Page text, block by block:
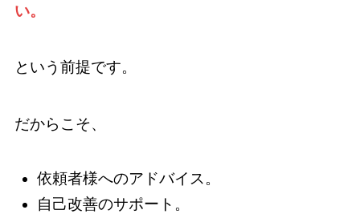
い。
という前提です。
だからこそ、
依頼者様へのアドバイス。
自己改善のサポート。